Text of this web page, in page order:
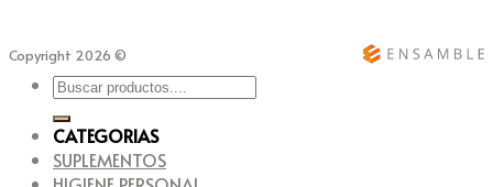
Copyright 2026 ©
Buscar
CATEGORIAS
SUPLEMENTOS